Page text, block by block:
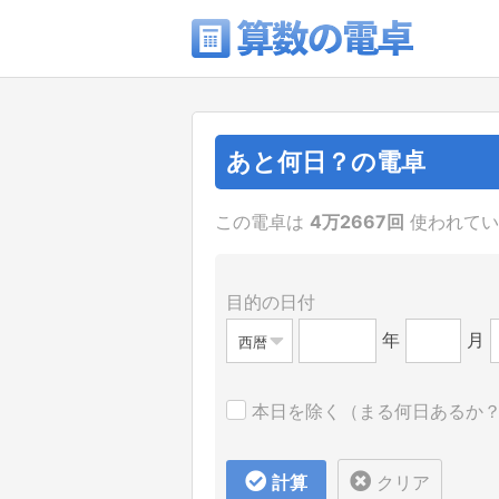
あと何日？の電卓
この電卓は 4万2667回 使われて
目的の日付
西暦 年 月
本日を除く（まる何日あるか？
計算 クリア